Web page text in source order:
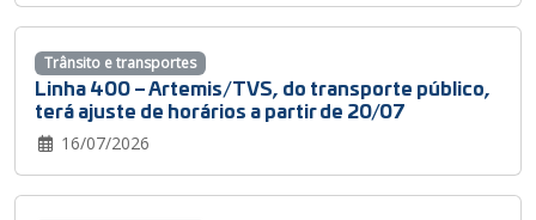
Linha 400 – Artemis/TVS, do transporte público,
terá ajuste de horários a partir de 20/07
16/07/2026
Trânsito e transportes